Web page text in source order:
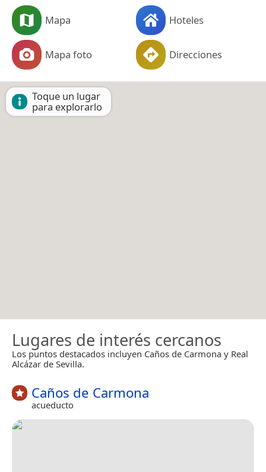
Mapa Hoteles
Mapa foto Direcciones
Toque un lugar
para explorarlo
Lugares de interés cercanos
Los puntos destacados incluyen Caños de Carmona y Real
Alcázar de Sevilla.
Caños de Carmona
acueducto